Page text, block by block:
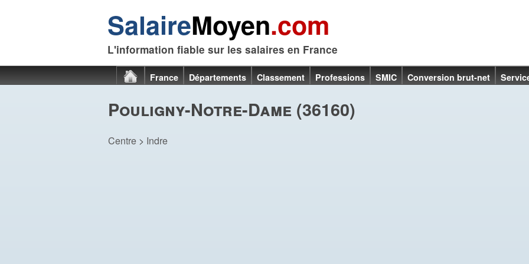
SalaireMoyen.com
L'information fiable sur les salaires en France
France Départements Classement Professions SMIC Conversion brut-net
Pouligny-Notre-Dame (36160)
Centre > Indre